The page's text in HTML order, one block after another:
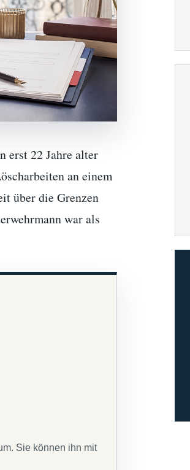
erst 22 Jahre alter
an einem
über die Grenzen
war als
Sie können ihn mit